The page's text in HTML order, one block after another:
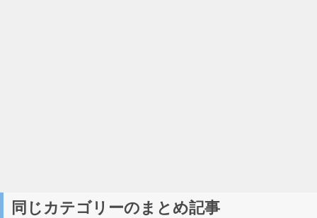
同じカテゴリーのまとめ記事